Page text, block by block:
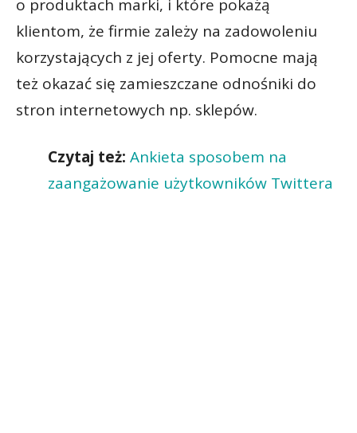
o produktach marki, i które pokażą
klientom, że firmie zależy na zadowoleniu
korzystających z jej oferty. Pomocne mają
też okazać się zamieszczane odnośniki do
stron internetowych np. sklepów.
Czytaj też: Ankieta sposobem na
zaangażowanie użytkowników Twittera